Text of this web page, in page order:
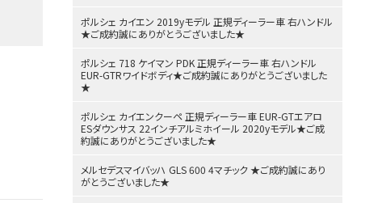
ポルシェ カイエン 2019yモデル 正規ディーラー車 右ハンドル
★ご成約誠にありがとうございました★
ポルシェ 718 ケイマン PDK 正規ディーラー車 右ハンドル
EUR-GTRワイドボディ★ご成約誠にありがとうございました
★
ポルシェ カイエンクーペ 正規ディーラー車 EUR-GTエアロ
ESダウンサス 22インチアルミホイール 2020yモデル★ご成
約誠にありがとうございました★
メルセデスマイバッハ GLS 600 4マチック ★ご成約誠にあり
がとうございました★